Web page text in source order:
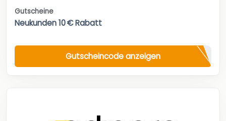
Gutscheine
Neukunden 10 € Rabatt
Gutscheincode anzeigen